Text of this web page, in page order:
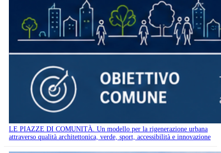
LE PIAZZE DI COMUNITÀ. Un modello per la rigenerazione urbana
attraverso qualità architettonica, verde, sport, accessibilità e innovazione